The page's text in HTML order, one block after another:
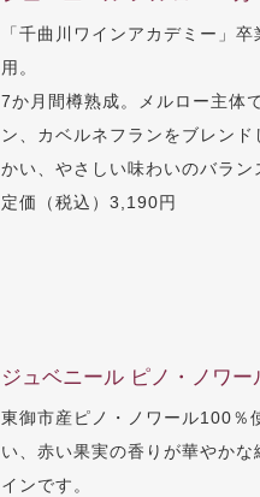
「千曲川ワインアカデミー」
用。
7か月間樽熟成。メルロー主体
ン、カベルネフランをブレン
かい、やさしい味わいのバラン
定価（税込）3,190円
ジュベニール ピノ・ノワー
東御市産ピノ・ノワール100％
い、赤い果実の香りが華やか
インです。